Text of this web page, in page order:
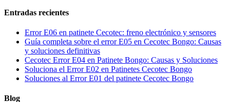
Entradas recientes
Error E06 en patinete Cecotec: freno electrónico y sensores
Guía completa sobre el error E05 en Cecotec Bongo: Causas
y soluciones definitivas
Cecotec Error E04 en Patinete Bongo: Causas y Soluciones
Soluciona el Error E02 en Patinetes Cecotec Bongo
Soluciones al Error E01 del patinete Cecotec Bongo
Blog